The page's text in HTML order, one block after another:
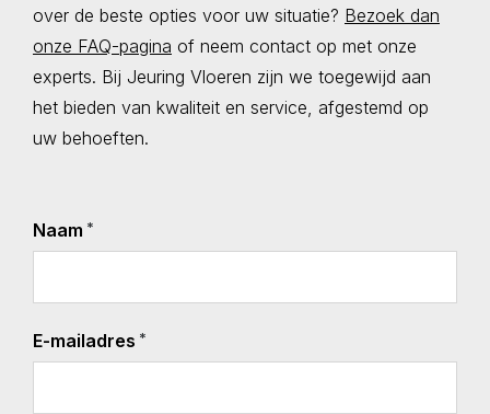
over de beste opties voor uw situatie? Bezoek dan
onze FAQ-pagina of neem contact op met onze
experts. Bij Jeuring Vloeren zijn we toegewijd aan
het bieden van kwaliteit en service, afgestemd op
uw behoeften.
Naam *
E-mailadres *